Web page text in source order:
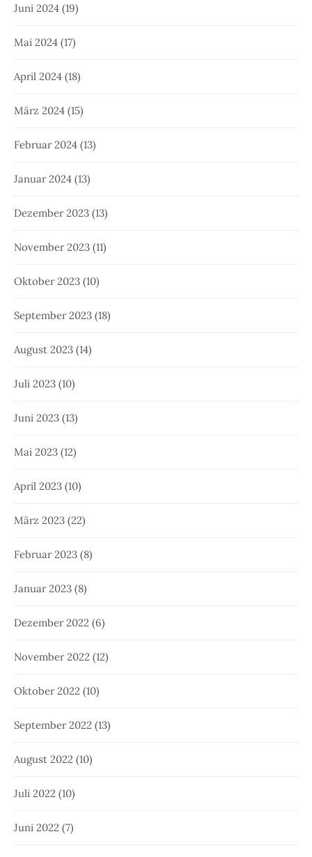
Juni 2024 (19)
Mai 2024 (17)
April 2024 (18)
März 2024 (15)
Februar 2024 (13)
Januar 2024 (13)
Dezember 2023 (13)
November 2023 (11)
Oktober 2023 (10)
September 2023 (18)
August 2023 (14)
Juli 2023 (10)
Juni 2023 (13)
Mai 2023 (12)
April 2023 (10)
März 2023 (22)
Februar 2023 (8)
Januar 2023 (8)
Dezember 2022 (6)
November 2022 (12)
Oktober 2022 (10)
September 2022 (13)
August 2022 (10)
Juli 2022 (10)
Juni 2022 (7)